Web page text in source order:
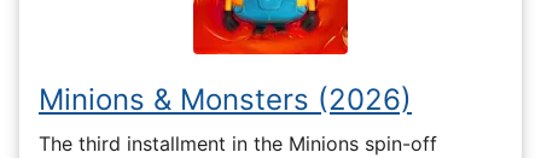
Minions & Monsters (2026)
The third installment in the Minions spin-off